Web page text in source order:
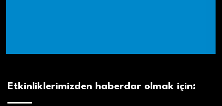
Etkinliklerimizden haberdar olmak için: